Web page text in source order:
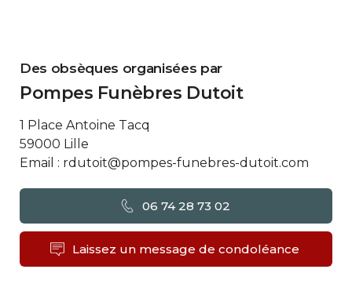
Des obsèques organisées par
Pompes Funèbres Dutoit
1 Place Antoine Tacq
59000 Lille
Email : rdutoit@pompes-funebres-dutoit.com
06 74 28 73 02
Laissez un message de condoléance